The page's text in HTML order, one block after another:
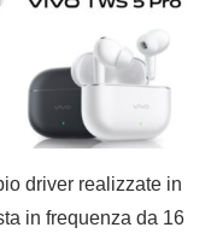
driver realizzate in
in frequenza da 16